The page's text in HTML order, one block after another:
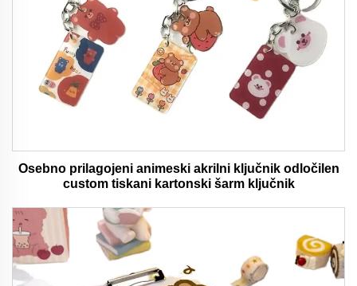
Osebno prilagojeni animeski akrilni ključnik odločilen
custom tiskani kartonski šarm ključnik